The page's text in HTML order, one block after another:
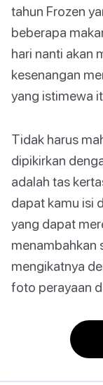
tahun Frozen
beberapa
hari nanti akan
kesenangan
yang istimewa
Tidak harus
dipikirkan
adalah tas
dapat kamu isi
yang dapat
menambahkan
mengikatnya
foto perayaan